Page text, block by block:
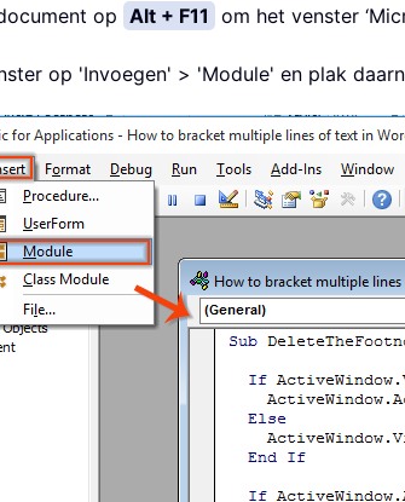
op Alt + F11 om het venster
op 'Invoegen' > 'Module' en plak